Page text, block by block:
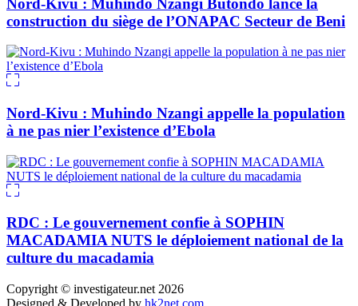
construction du siège de l’ONAPAC Secteur de Beni
Nord-Kivu : Muhindo Nzangi appelle la population
à ne pas nier l’existence d’Ebola
RDC : Le gouvernement confie à SOPHIN
MACADAMIA NUTS le déploiement national de la
culture du macadamia
Copyright © investigateur.net 2026